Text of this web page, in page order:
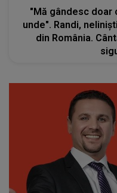
"Mă gândesc doar
unde". Randi,
din România.